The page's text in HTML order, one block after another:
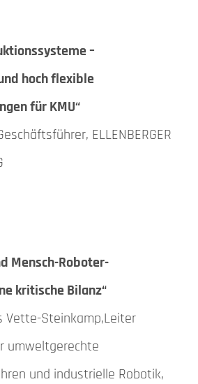
–
hoch flexible
für KMU“
ELLENBERGER
Mensch-Roboter-
kritische Bilanz“
Vette-Steinkamp,Leiter
umweltgerechte
und industrielle Robotik,